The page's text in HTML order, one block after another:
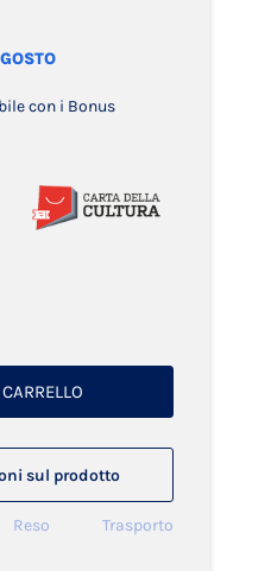
con i Bonus
sul prodotto
Reso Trasporto